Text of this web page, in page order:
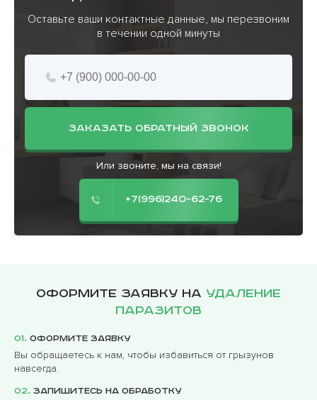
Оставьте ваши контактные данные, мы перезвоним
в течении одной минуты
ЗАКАЗАТЬ ОБРАТНЫЙ ЗВОНОК
Или звоните, мы на связи!
+7(996)240-62-76
Оформите заявку на удаление
паразитов
01. Оформите заявку
Вы обращаетесь к нам, чтобы избавиться от грызунов
навсегда.
02. Запишитесь на обработку